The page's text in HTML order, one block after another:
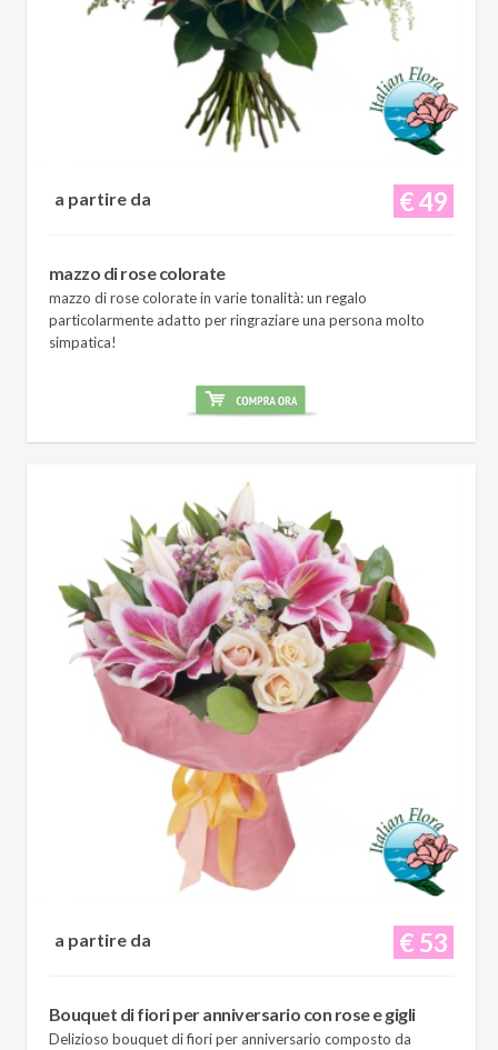
€ 49
a partire da
mazzo di rose colorate
mazzo di rose colorate in varie tonalità: un regalo
particolarmente adatto per ringraziare una persona molto
simpatica!
€ 53
a partire da
Bouquet di fiori per anniversario con rose e gigli
Delizioso bouquet di fiori per anniversario composto da